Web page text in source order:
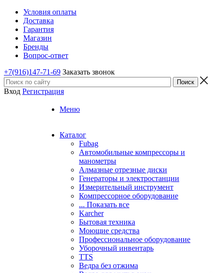
Условия оплаты
Доставка
Гарантия
Магазин
Бренды
Вопрос-ответ
+7(916)147-71-69 Заказать звонок
Вход Регистрация
Меню
Каталог
Fubag
Автомобильные компрессоры и
манометры
Алмазные отрезные диски
Генераторы и электростанции
Измерительный инструмент
Компрессорное оборудование
... Показать все
Karcher
Бытовая техника
Моющие средства
Профессиональное оборудование
Уборочный инвентарь
TTS
Ведра без отжима